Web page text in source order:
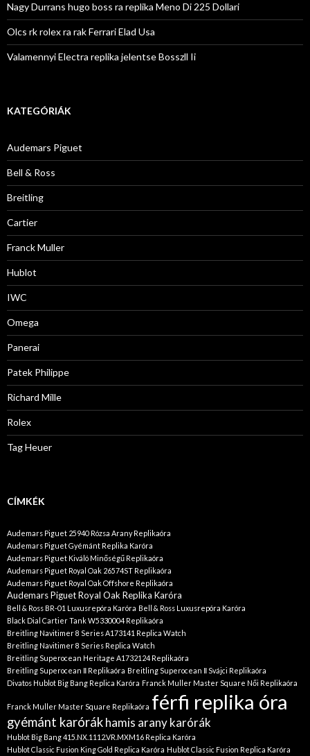
Nagy Durrans hugo boss ra replika Meno Di 225 Dollari
Olcs rk rolex ra rak Ferrari Elad Usa
Valamennyi Electra replika jelentse Bosszll Ii
KATEGÓRIÁK
Audemars Piguet
Bell & Ross
Breitling
Cartier
Franck Muller
Hublot
IWC
Omega
Panerai
Patek Philippe
Richard Mille
Rolex
Tag Heuer
CÍMKÉK
Audemars Piguet 25940 Rózsa Arany Replikaóra
Audemars Piguet Gyémánt Replika Karóra
Audemars Piguet Kiváló Minőségű Replikaóra
Audemars Piguet Royal Oak 26574ST Replikaóra
Audemars Piguet Royal Oak Offshore Replikaóra
Audemars Piguet Royal Oak Replika Karóra
Bell & Ross BR-01 Luxusrepóra Karóra Bell & Ross Luxusrepóra Karóra
Black Dial Cartier Tank W5330004 Replikaóra
Breitling Navitimer 8 Series A173141 Replica Watch
Breitling Navitimer 8 Series Replica Watch
Breitling Superocean Heritage A1732124 Replikaóra
Breitling Superocean Ⅱ Replikaóra Breitling Superocean Ⅱ Svájci Replikaóra
Divatos Hublot Big Bang Replica Karóra Franck Muller Master Square Női Replikaóra
Franck Muller Master Square Replikaóra férfi replika óra
gyémánt karórákhamis arany karórák
Hublot Big Bang 415.NX.1112.VR.MXM16 Replica Karóra
Hublot Classic Fusion King Gold Replica Karóra Hublot Classic Fusion Replica Karóra